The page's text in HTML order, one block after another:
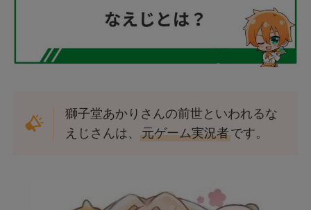
獅子堂あかりさんの前世といわれるな
えじさんは、元ゲーム実況者です。